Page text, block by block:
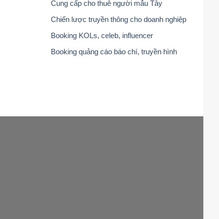
Cung cấp cho thuê người mẫu Tây
Chiến lược truyền thông cho doanh nghiệp
Booking KOLs, celeb, influencer
Booking quảng cáo báo chí, truyền hình